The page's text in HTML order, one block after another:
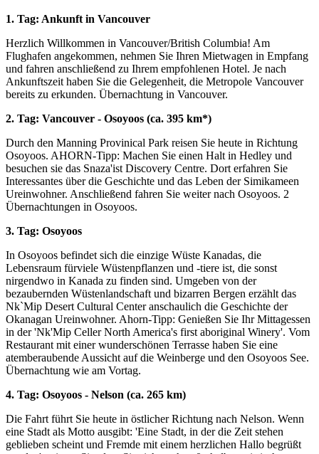
1. Tag: Ankunft in Vancouver
Herzlich Willkommen in Vancouver/British Columbia! Am
Flughafen angekommen, nehmen Sie Ihren Mietwagen in Empfang
und fahren anschließend zu Ihrem empfohlenen Hotel. Je nach
Ankunftszeit haben Sie die Gelegenheit, die Metropole Vancouver
bereits zu erkunden. Übernachtung in Vancouver.
2. Tag: Vancouver - Osoyoos (ca. 395 km*)
Durch den Manning Provinical Park reisen Sie heute in Richtung
Osoyoos. AHORN-Tipp: Machen Sie einen Halt in Hedley und
besuchen sie das Snaza'ist Discovery Centre. Dort erfahren Sie
Interessantes über die Geschichte und das Leben der Simikameen
Ureinwohner. Anschließend fahren Sie weiter nach Osoyoos. 2
Übernachtungen in Osoyoos.
3. Tag: Osoyoos
In Osoyoos befindet sich die einzige Wüste Kanadas, die
Lebensraum fürviele Wüstenpflanzen und -tiere ist, die sonst
nirgendwo in Kanada zu finden sind. Umgeben von der
bezaubernden Wüstenlandschaft und bizarren Bergen erzählt das
Nk`Mip Desert Cultural Center anschaulich die Geschichte der
Okanagan Ureinwohner. Ahorn-Tipp: Genießen Sie Ihr Mittagessen
in der 'Nk'Mip Celler North America's first aboriginal Winery'. Vom
Restaurant mit einer wunderschönen Terrasse haben Sie eine
atemberaubende Aussicht auf die Weinberge und den Osoyoos See.
Übernachtung wie am Vortag.
4. Tag: Osoyoos - Nelson (ca. 265 km)
Die Fahrt führt Sie heute in östlicher Richtung nach Nelson. Wenn
eine Stadt als Motto ausgibt: 'Eine Stadt, in der die Zeit stehen
geblieben scheint und Fremde mit einem herzlichen Hallo begrüßt